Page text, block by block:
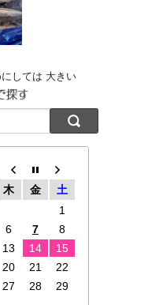
しては 大きい
木 金
土
1
6 7
8
13 14
15
20 21
22
27 28
29